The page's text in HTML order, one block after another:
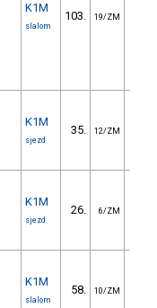
K1M
slalom
103. 19/ZM
K1M
sjezd
35. 12/ZM
K1M
sjezd
26. 6/ZM
K1M
slalom
58. 10/ZM